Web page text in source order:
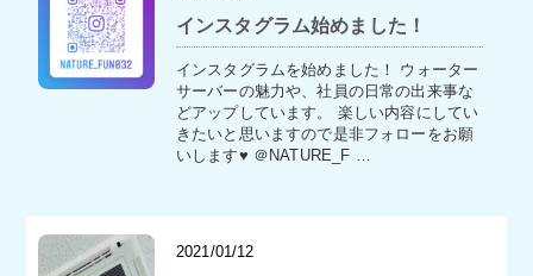
インスタグラム始めました！
インスタグラムを始めました！ ウォーター
サーバーの魅力や、社員の日常の出来事な
どアップしています。 楽しい内容にしてい
きたいと思いますので是非フォローをお願
いします♥ ＠NATURE_F …
2021/01/12